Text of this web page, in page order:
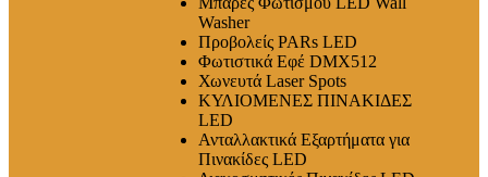
Washer
Προβολείς PARs LED
Φωτιστικά Εφέ DMX512
Χωνευτά Laser Spots
ΚΥΛΙΟΜΕΝΕΣ ΠΙΝΑΚΙΔΕΣ
LED
Ανταλλακτικά Εξαρτήματα για
Πινακίδες LED